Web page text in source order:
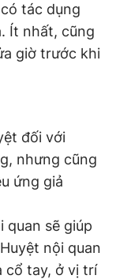
tác dụng
Ít nhất, cũng
giờ trước khi
đối với
nhưng cũng
ứng giả
quan sẽ giúp
nội quan
cổ tay, ở vị trí